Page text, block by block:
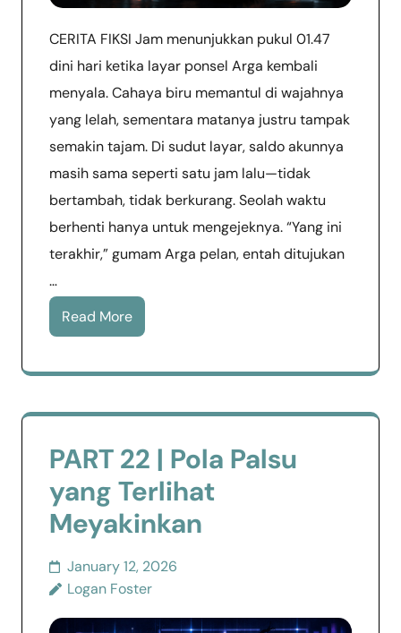
CERITA FIKSI Jam menunjukkan pukul 01.47
dini hari ketika layar ponsel Arga kembali
menyala. Cahaya biru memantul di wajahnya
yang lelah, sementara matanya justru tampak
semakin tajam. Di sudut layar, saldo akunnya
masih sama seperti satu jam lalu—tidak
bertambah, tidak berkurang. Seolah waktu
berhenti hanya untuk mengejeknya. “Yang ini
terakhir,” gumam Arga pelan, entah ditujukan
…
Read More
PART 22 | Pola Palsu
yang Terlihat
Meyakinkan
January 12, 2026
Logan Foster